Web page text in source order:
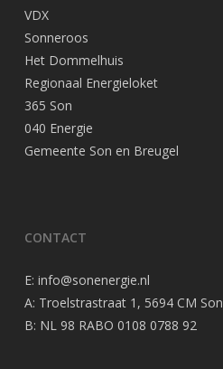
VDX
Sonneroos
Het Dommelhuis
Regionaal Energieloket
365 Son
040 Energie
Gemeente Son en Breugel
CONTACT
E: info@sonenergie.nl
A: Troelstrastraat 1, 5694 CM Son
B: NL 98 RABO 0108 0788 92